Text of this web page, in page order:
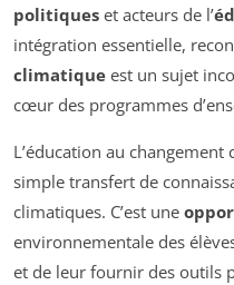
politiques et acteurs de l’
intégration essentielle,
climatique est un sujet
cœur des programmes
L’éducation au
simple transfert de
climatiques. C’est une
environnementale des
et de leur fournir des outils